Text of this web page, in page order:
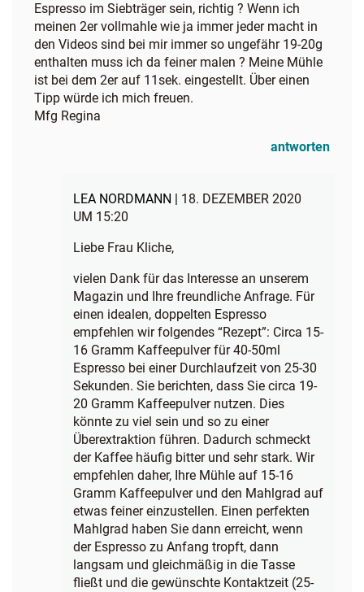
Espresso im Siebträger sein, richtig ? Wenn ich
meinen 2er vollmahle wie ja immer jeder macht in
den Videos sind bei mir immer so ungefähr 19-20g
enthalten muss ich da feiner malen ? Meine Mühle
ist bei dem 2er auf 11sek. eingestellt. Über einen
Tipp würde ich mich freuen.
Mfg Regina
antworten
LEA NORDMANN | 18. DEZEMBER 2020
UM 15:20
Liebe Frau Kliche,
vielen Dank für das Interesse an unserem
Magazin und Ihre freundliche Anfrage. Für
einen idealen, doppelten Espresso
empfehlen wir folgendes “Rezept”: Circa 15-
16 Gramm Kaffeepulver für 40-50ml
Espresso bei einer Durchlaufzeit von 25-30
Sekunden. Sie berichten, dass Sie circa 19-
20 Gramm Kaffeepulver nutzen. Dies
könnte zu viel sein und so zu einer
Überextraktion führen. Dadurch schmeckt
der Kaffee häufig bitter und sehr stark. Wir
empfehlen daher, Ihre Mühle auf 15-16
Gramm Kaffeepulver und den Mahlgrad auf
etwas feiner einzustellen. Einen perfekten
Mahlgrad haben Sie dann erreicht, wenn
der Espresso zu Anfang tropft, dann
langsam und gleichmäßig in die Tasse
fließt und die gewünschte Kontaktzeit (25-